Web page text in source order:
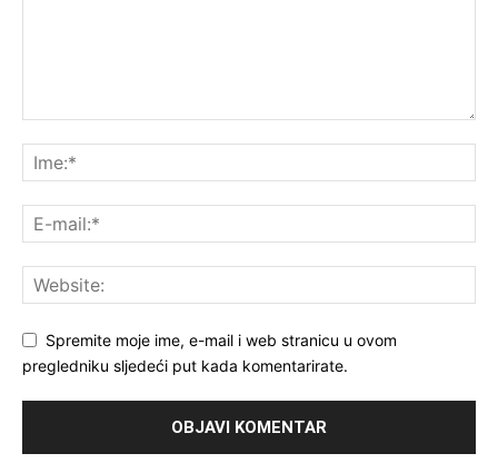
Spremite moje ime, e-mail i web stranicu u ovom
pregledniku sljedeći put kada komentarirate.